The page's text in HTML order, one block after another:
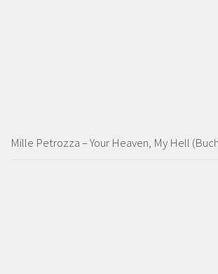
Mille Petrozza – Your Heaven, My Hell